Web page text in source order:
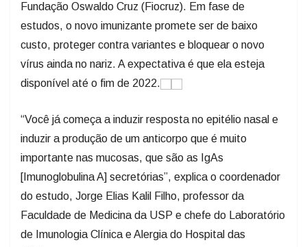
Fundação Oswaldo Cruz (Fiocruz). Em fase de
estudos, o novo imunizante promete ser de baixo
custo, proteger contra variantes e bloquear o novo
vírus ainda no nariz. A expectativa é que ela esteja
disponível até o fim de 2022.
“Você já começa a induzir resposta no epitélio nasal e
induzir a produção de um anticorpo que é muito
importante nas mucosas, que são as IgAs
[Imunoglobulina A] secretórias”, explica o coordenador
do estudo, Jorge Elias Kalil Filho, professor da
Faculdade de Medicina da USP e chefe do Laboratório
de Imunologia Clínica e Alergia do Hospital das